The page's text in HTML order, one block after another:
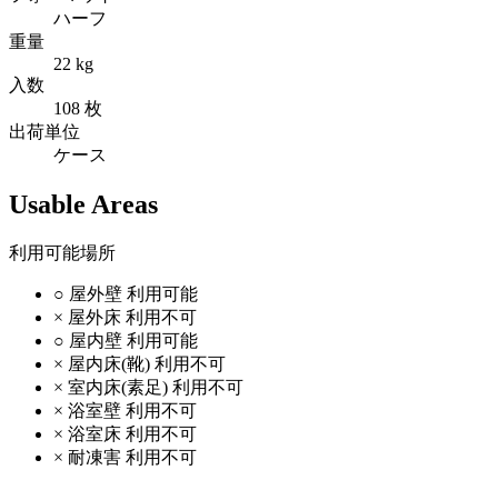
ハーフ
重量
22 kg
入数
108 枚
出荷単位
ケース
Usable Areas
利用可能場所
○ 屋外壁 利用可能
× 屋外床 利用不可
○ 屋内壁 利用可能
× 屋内床(靴) 利用不可
× 室内床(素足) 利用不可
× 浴室壁 利用不可
× 浴室床 利用不可
× 耐凍害 利用不可